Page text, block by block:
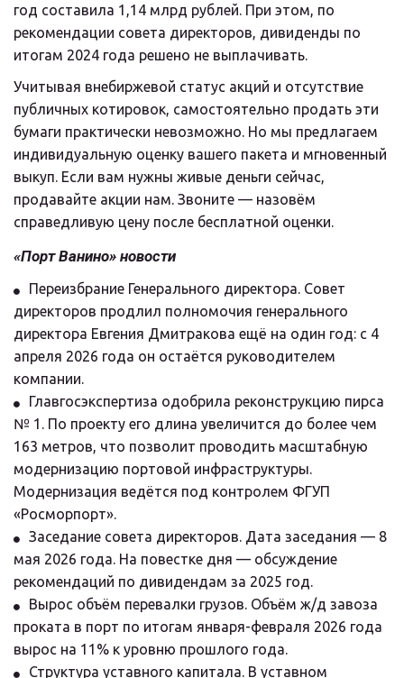
год составила 1,14 млрд рублей. При этом, по
рекомендации совета директоров, дивиденды по
итогам 2024 года решено не выплачивать.
Учитывая внебиржевой статус акций и отсутствие
публичных котировок, самостоятельно продать эти
бумаги практически невозможно. Но мы предлагаем
индивидуальную оценку вашего пакета и мгновенный
выкуп. Если вам нужны живые деньги сейчас,
продавайте акции нам. Звоните — назовём
справедливую цену после бесплатной оценки.
«Порт Ванино» новости
Переизбрание Генерального директора. Совет
директоров продлил полномочия генерального
директора Евгения Дмитракова ещё на один год: с 4
апреля 2026 года он остаётся руководителем
компании.
Главгосэкспертиза одобрила реконструкцию пирса
№ 1. По проекту его длина увеличится до более чем
163 метров, что позволит проводить масштабную
модернизацию портовой инфраструктуры.
Модернизация ведётся под контролем ФГУП
«Росморпорт».
Заседание совета директоров. Дата заседания — 8
мая 2026 года. На повестке дня — обсуждение
рекомендаций по дивидендам за 2025 год.
Вырос объём перевалки грузов. Объём ж/д завоза
проката в порт по итогам января-февраля 2026 года
вырос на 11% к уровню прошлого года.
Структура уставного капитала. В уставном